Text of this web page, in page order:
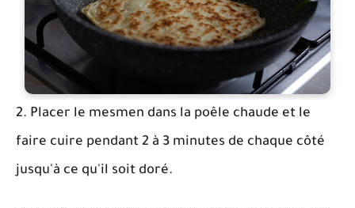
2. Placer le mesmen dans la poêle chaude et le
faire cuire pendant 2 à 3 minutes de chaque côté
jusqu'à ce qu'il soit doré.